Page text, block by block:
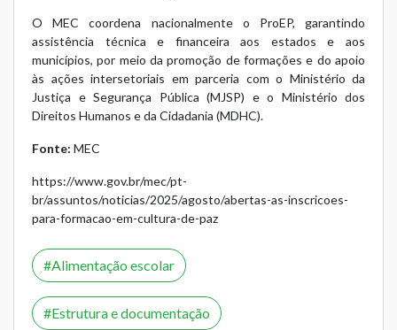
O MEC coordena nacionalmente o ProEP, garantindo
assistência técnica e financeira aos estados e aos
municípios, por meio da promoção de formações e do apoio
às ações intersetoriais em parceria com o Ministério da
Justiça e Segurança Pública (MJSP) e o Ministério dos
Direitos Humanos e da Cidadania (MDHC).
Fonte: MEC
https://www.gov.br/mec/pt-
br/assuntos/noticias/2025/agosto/abertas-as-inscricoes-
para-formacao-em-cultura-de-paz
Alimentação escolar
Estrutura e documentação